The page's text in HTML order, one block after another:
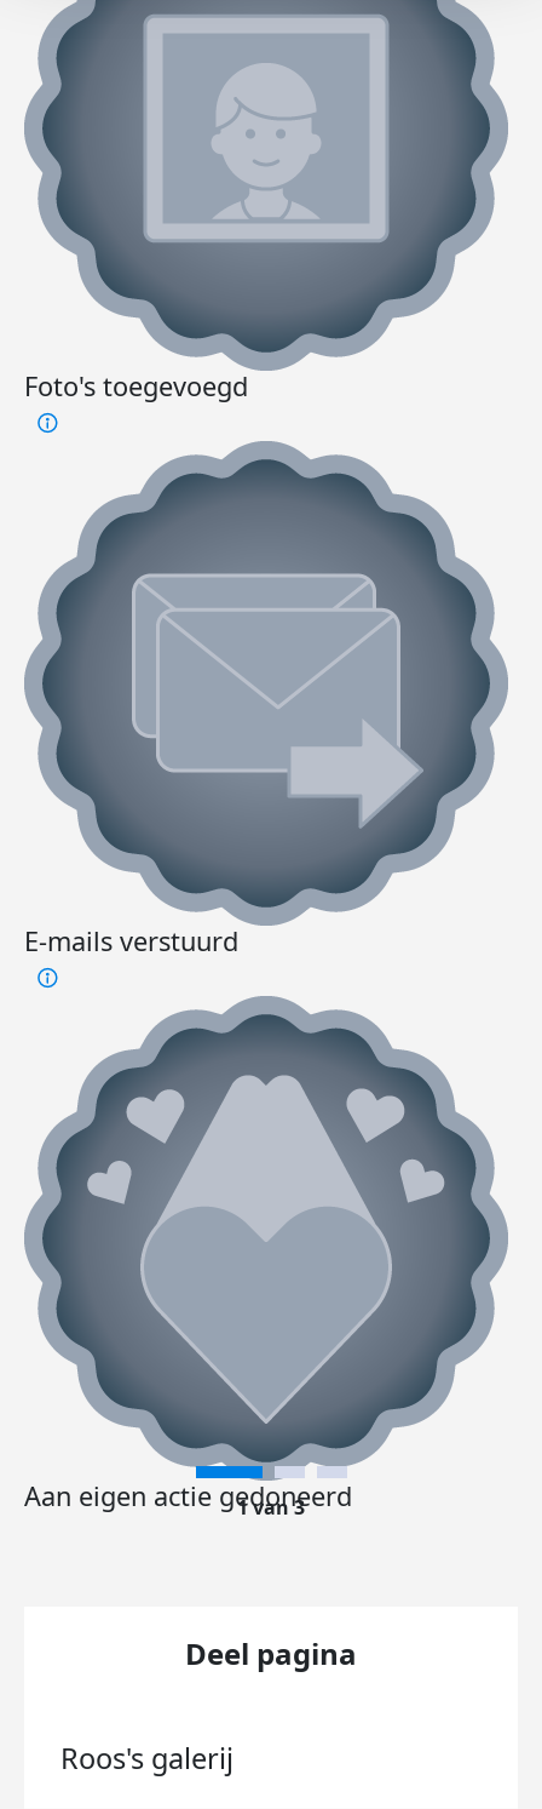
Foto's toegevoegd
E-mails verstuurd
Aan eigen actie gedoneerd
1 van 3
Deel pagina
Roos's galerij